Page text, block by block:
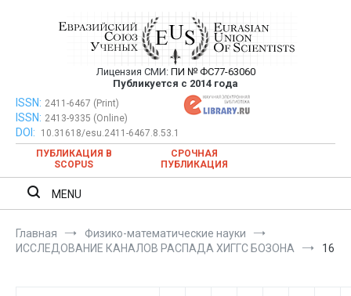
Евразийский Союз Ученых —
публикация научных статей в
ежемесячном научном журнале
Лицензия СМИ: ПИ № ФС77-63060
Публикуется с 2014 года
Евразийский Союз Ученых — публикация научных статей в
ежемесячном научном журнале
ISSN: 2411-6467 (Print)
ISSN: 2413-9335 (Online)
DOI:
10.31618/esu.2411-6467.8.53.1
ПУБЛИКАЦИЯ В
SCOPUS
СРОЧНАЯ
ПУБЛИКАЦИЯ
MENU
Главная
Физико-математические науки
ИССЛЕДОВАНИЕ КАНАЛОВ РАСПАДА ХИГГС БОЗОНА
16